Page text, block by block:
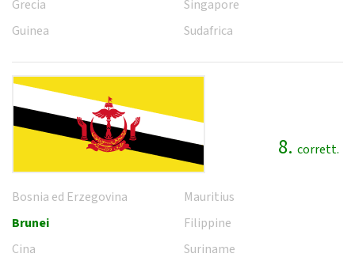
Grecia
Guinea
Singapore
Sudafrica
8. corrett.
Bosnia ed Erzegovina
Brunei
Cina
Mauritius
Filippine
Suriname